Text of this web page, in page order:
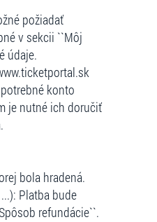
požiadať
v sekcii ``Môj
údaje.
konto
je nutné ich doručiť
bola hradená.
...): Platba bude
refundácie``.